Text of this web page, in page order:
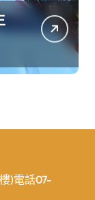
)電話07-